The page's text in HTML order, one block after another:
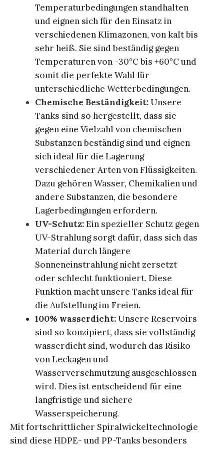
Temperaturbedingungen standhalten
und eignen sich für den Einsatz in
verschiedenen Klimazonen, von kalt bis
sehr heiß. Sie sind beständig gegen
Temperaturen von -30°C bis +60°C und
somit die perfekte Wahl für
unterschiedliche Wetterbedingungen.
Chemische Beständigkeit:Unsere
Tanks sind so hergestellt, dass sie
gegen eine Vielzahl von chemischen
Substanzen beständig sind und eignen
sich ideal für die Lagerung
verschiedener Arten von Flüssigkeiten.
Dazu gehören Wasser, Chemikalien und
andere Substanzen, die besondere
Lagerbedingungen erfordern.
UV-Schutz:Ein spezieller Schutz gegen
UV-Strahlung sorgt dafür, dass sich das
Material durch längere
Sonneneinstrahlung nicht zersetzt
oder schlecht funktioniert. Diese
Funktion macht unsere Tanks ideal für
die Aufstellung im Freien.
100% wasserdicht:Unsere Reservoirs
sind so konzipiert, dass sie vollständig
wasserdicht sind, wodurch das Risiko
von Leckagen und
Wasserverschmutzung ausgeschlossen
wird. Dies ist entscheidend für eine
langfristige und sichere
Wasserspeicherung.
Mit fortschrittlicher Spiralwickeltechnologie
sind diese HDPE- und PP-Tanks besonders